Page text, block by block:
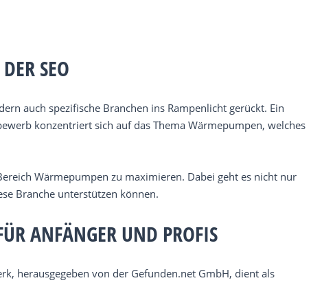
SEO
auch spezifische Branchen ins Rampenlicht gerückt. Ein
konzentriert sich auf das Thema Wärmepumpen, welches
Wärmepumpen zu maximieren. Dabei geht es nicht nur
Branche unterstützen können.
ANFÄNGER UND PROFIS
herausgegeben von der Gefunden.net GmbH, dient als